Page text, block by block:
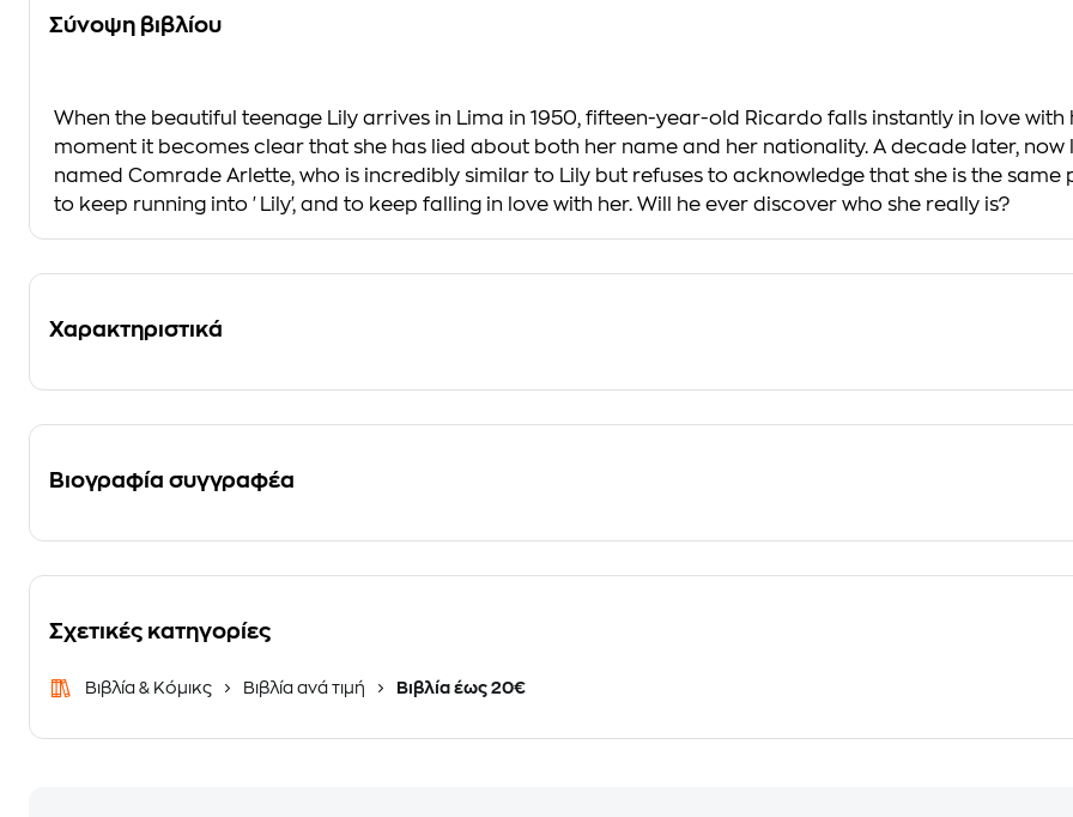
Σύνοψη βιβλίου
When the beautiful teenage Lily arrives in Lima in 1950, fifteen-year-old Ricardo falls instantly in love with
moment it becomes clear that she has lied about both her name and her nationality. A decade later, now
named Comrade Arlette, who is incredibly similar to Lily but refuses to acknowledge that she is the same
to keep running into 'Lily', and to keep falling in love with her. Will he ever discover who she really is?
Χαρακτηριστικά
Βιογραφία συγγραφέα
Σχετικές κατηγορίες
Βιβλία & Κόμικς Βιβλία ανά τιμή Βιβλία έως 20€